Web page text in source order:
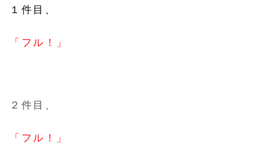
１件目、
「フル！」
２件目、
「フル！」